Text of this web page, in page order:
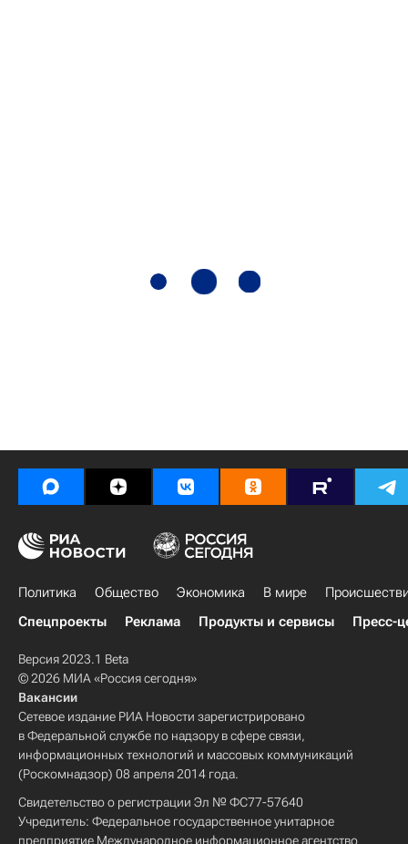
Политика Общество Экономика В мире
Спецпроекты
Реклама Продукты и сервисы Пресс-
Версия 2023.1 Beta
© 2026 МИА «Россия сегодня»
Вакансии
Сетевое издание РИА Новости зарегистрировано
в Федеральной службе по надзору в сфере связи,
информационных технологий и массовых коммуникаций
(Роскомнадзор) 08 апреля 2014 года.
Свидетельство о регистрации Эл № ФС77-57640
Учредитель: Федеральное государственное унитарное
предприятие Международное информационное агентство